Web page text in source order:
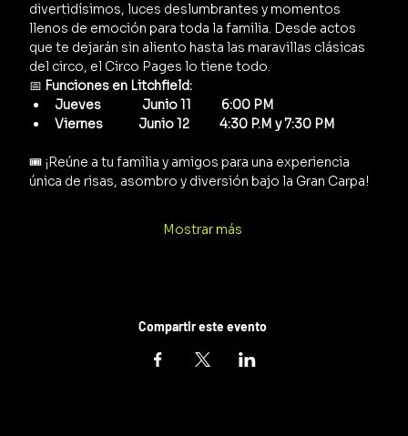
divertidísimos, luces deslumbrantes y momentos
llenos de emoción para toda la familia. Desde actos
que te dejarán sin aliento hasta las maravillas clásicas
del circo, el Circo Pages lo tiene todo.
📅 Funciones en Litchfield:
Jueves               Junio 11           6:00 PM
Viernes             Junio 12           4:30 P.M y 7:30 PM
🎟️ ¡Reúne a tu familia y amigos para una experiencia
única de risas, asombro y diversión bajo la Gran Carpa!
Mostrar más
Compartir este evento